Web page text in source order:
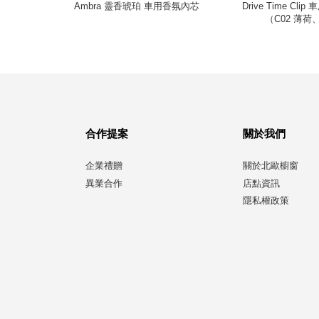
Ambra 靈香琥珀 車用香氛內芯
Drive Time Clip
（C02 薄荷
合作提案
企業禮贈
異業合作
關於我們
關於北歐櫥窗
店點資訊
隱私權政策